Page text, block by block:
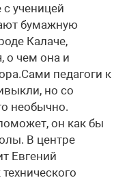
ученицей
бумажную
Калаче,
о чем она и
педагоги к
но со
необычно.
он как бы
В центре
Евгений